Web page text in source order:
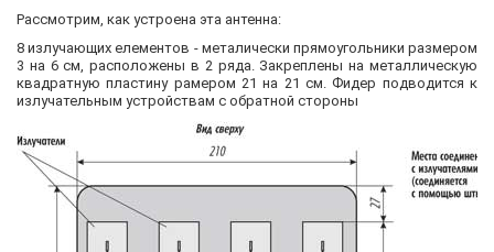
Рассмотрим, как устроена эта антенна:
8 излучающих елементов - металически прямоугольники размером
3 на 6 см, расположены в 2 ряда. Закреплены на металлическую
квадратную пластину рамером 21 на 21 см. Фидер подводится к
излучательным устройствам с обратной стороны